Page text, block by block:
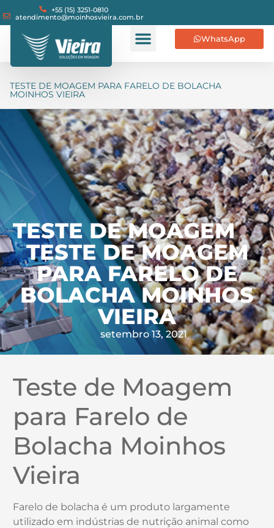
+55 (15) 3251-0810
atendimento@moinhosvieira.com.br
WhatsApp
TESTE DE MOAGEM PARA FARELO DE BOLACHA
MOINHOS VIEIRA
TESTE DE MOAGEM
TESTE DE MOAGEM
PARA FARELO DE
BOLACHA MOINHOS
VIEIRA
setembro 13, 2021
Teste de Moagem
para Farelo de
Bolacha Moinhos
Vieira
Farelo de bolacha é um produto largamente
utilizado em indústrias de nutrição animal como